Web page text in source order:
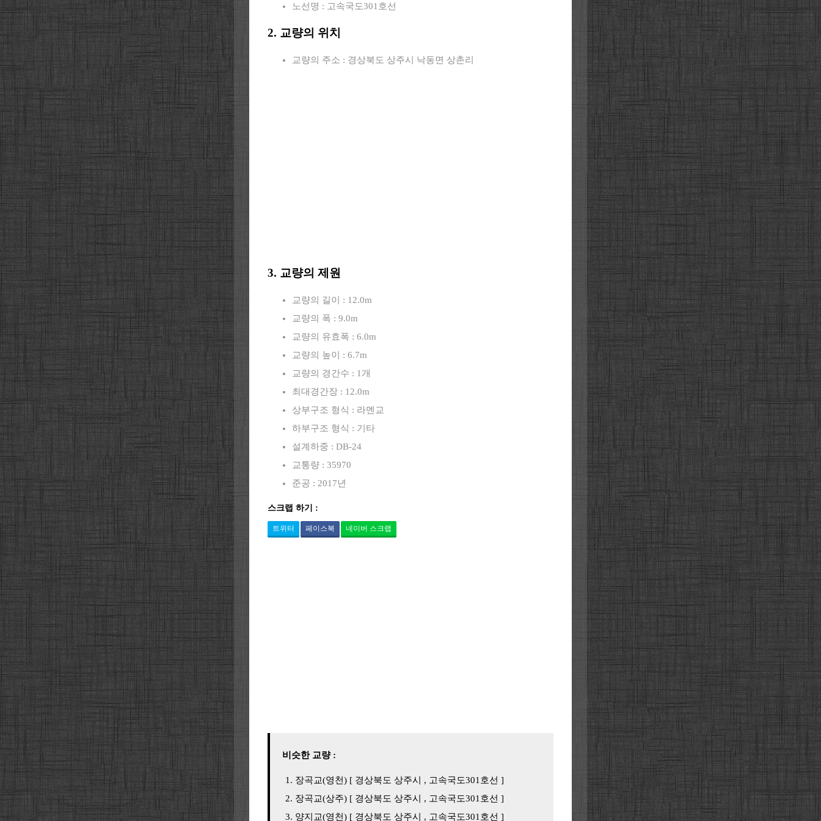
노선명 : 고속국도301호선
2. 교량의 위치
교량의 주소 : 경상북도 상주시 낙동면 상촌리
3. 교량의 제원
교량의 길이 : 12.0m
교량의 폭 : 9.0m
교량의 유효폭 : 6.0m
교량의 높이 : 6.7m
교량의 경간수 : 1개
최대경간장 : 12.0m
상부구조 형식 : 라멘교
하부구조 형식 : 기타
설계하중 : DB-24
교통량 : 35970
준공 : 2017년
스크랩 하기 :
트위터 페이스북 네이버 스크랩
비슷한 교량 :
장곡교(영천) [ 경상북도 상주시 , 고속국도301호선 ]
장곡교(상주) [ 경상북도 상주시 , 고속국도301호선 ]
양지교(영천) [ 경상북도 상주시 , 고속국도301호선 ]